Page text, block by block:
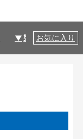
製品仕様
お気に入り